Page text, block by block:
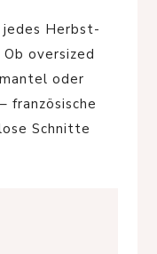
Herbst-
oversized
oder
französische
Schnitte